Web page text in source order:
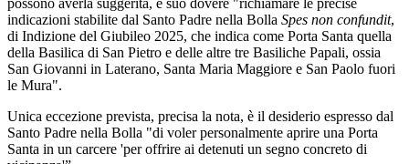
indicazioni stabilite dal Santo Padre nella Bolla Spes non confundit,
di Indizione del Giubileo 2025, che indica come Porta Santa quella
della Basilica di San Pietro e delle altre tre Basiliche Papali, ossia
San Giovanni in Laterano, Santa Maria Maggiore e San Paolo fuori
le Mura".
Unica eccezione prevista, precisa la nota, è il desiderio espresso dal
Santo Padre nella Bolla "di voler personalmente aprire una Porta
Santa in un carcere 'per offrire ai detenuti un segno concreto di